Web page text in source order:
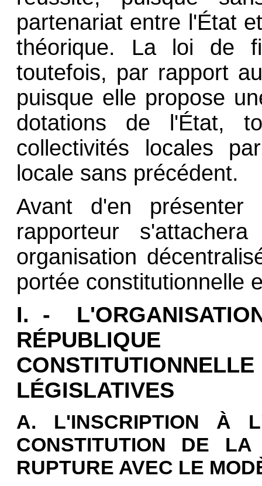
partenariat entre l'État
théorique. La loi de
toutefois, par rapport
puisque elle propose
dotations de l'État,
collectivités locales
locale sans précédent.
Avant d'en
rapporteur
organisation
portée constitutionnelle
I. -
RÉPUBLIQUE
LÉGISLATIVES
A. L'INSCRIPTION À
CONSTITUTION DE
RUPTURE AVEC LE